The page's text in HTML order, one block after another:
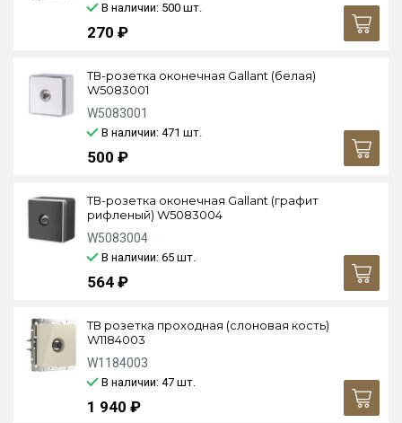
В наличии: 500 шт.
270 ₽
ТВ-розетка оконечная Gallant (белая)
W5083001
W5083001
В наличии: 471 шт.
500 ₽
ТВ-розетка оконечная Gallant (графит
рифленый) W5083004
W5083004
В наличии: 65 шт.
564 ₽
ТВ розетка проходная (слоновая кость)
W1184003
W1184003
В наличии: 47 шт.
1 940 ₽